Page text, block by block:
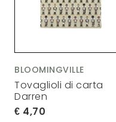
BLOOMINGVILLE
Tovaglioli di carta
Darren
4,70